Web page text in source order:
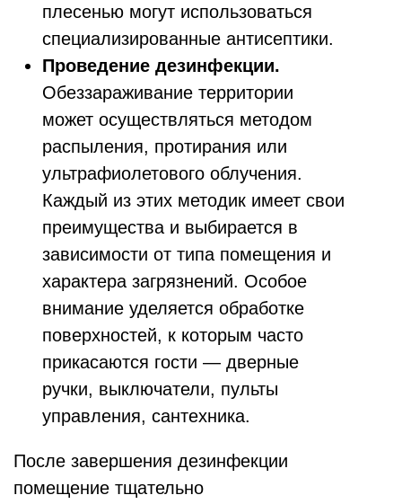
плесенью могут использоваться
специализированные антисептики.
Проведение дезинфекции.
Обеззараживание территории
может осуществляться методом
распыления, протирания или
ультрафиолетового облучения.
Каждый из этих методик имеет свои
преимущества и выбирается в
зависимости от типа помещения и
характера загрязнений. Особое
внимание уделяется обработке
поверхностей, к которым часто
прикасаются гости — дверные
ручки, выключатели, пульты
управления, сантехника.
После завершения дезинфекции
помещение тщательно